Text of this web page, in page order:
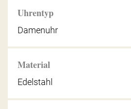
Uhrentyp
Damenuhr
Material
Edelstahl